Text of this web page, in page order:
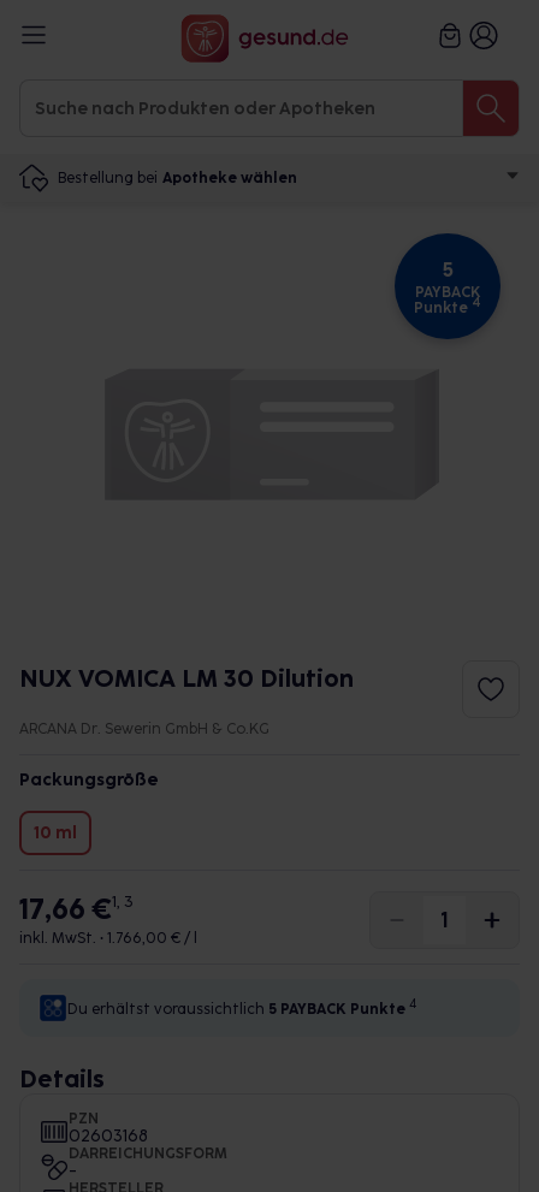
Bestellung bei Apotheke wählen
5
PAYBACK
Punkte 4
NUX VOMICA LM 30 Dilution
ARCANA Dr. Sewerin GmbH & Co.KG
Packungsgröße
10 ml
17,66 €1, 3
inkl. MwSt. • 1.766,00 € / l
Du erhältst voraussichtlich 5 PAYBACK Punkte 4
Details
PZN
02603168
DARREICHUNGSFORM
-
HERSTELLER